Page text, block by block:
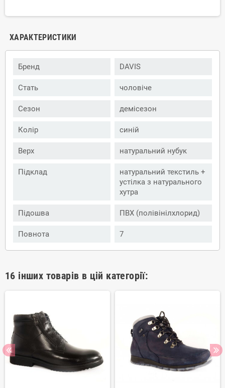
ХАРАКТЕРИСТИКИ
Бренд DAVIS
Стать чоловіче
Сезон демісезон
Колір синій
Верх натуральний нубук
Підклад
натуральний текстиль +
устілка з натурального
хутра
Підошва ПВХ (полівінілхлорид)
Повнота 7
16 інших товарів в цій категорії: